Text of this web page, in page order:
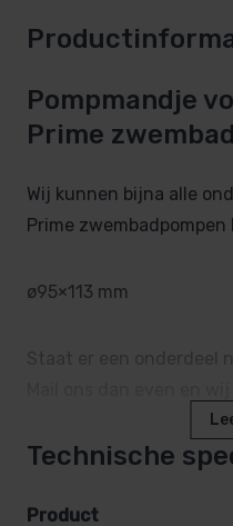
Pompmandje
Prime
Wij kunnen bijna alle
Prime zwembadpompen
ø95×113 mm
Technische
Product